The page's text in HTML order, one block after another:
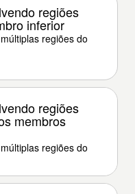
regiões
inferior
regiões do
regiões
membros
regiões do